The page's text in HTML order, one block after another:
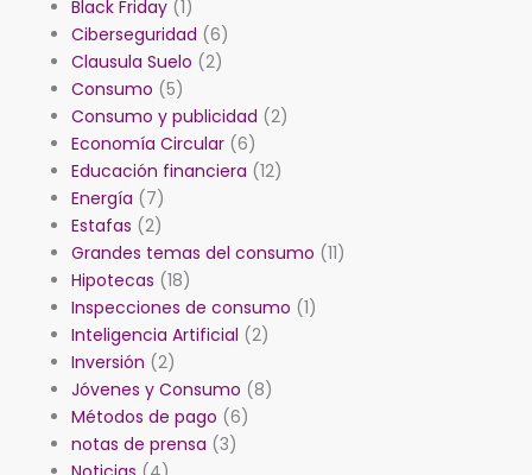
Black Friday(1)
Ciberseguridad (6)
Clausula Suelo (2)
Consumo (5)
Consumo y publicidad (2)
Economía Circular(6)
Educación financiera (12)
Energía (7)
Estafas (2)
Grandes temas del consumo (11)
Hipotecas (18)
Inspecciones de consumo (1)
Inteligencia Artificial (2)
Inversión (2)
Jóvenes y Consumo (8)
Métodos de pago (6)
notas de prensa (3)